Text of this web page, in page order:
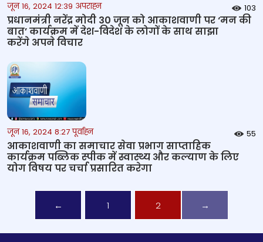
जून 16, 2024 12:39 अपराह्न 103
प्रधानमंत्री नरेंद्र मोदी 30 जून को आकाशवाणी पर ‘मन की
बात’ कार्यक्रम में देश-विदेश के लोगों के साथ साझा
करेंगे अपने विचार
जून 16, 2024 8:27 पूर्वाह्न 55
आकाशवाणी का समाचार सेवा प्रभाग साप्ताहिक
कार्यक्रम पब्लिक स्‍पीक में स्वास्थ्य और कल्याण के लिए
योग विषय पर चर्चा प्रसारित करेगा
← 1 2 →